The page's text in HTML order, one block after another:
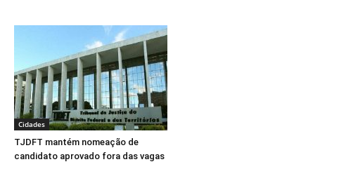
Cidades
TJDFT mantém nomeação de
candidato aprovado fora das vagas